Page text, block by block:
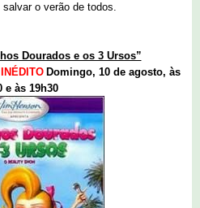
o verão de todos.
Dourados e os 3 Ursos”
Domingo, 10 de agosto, às
e às 19h30